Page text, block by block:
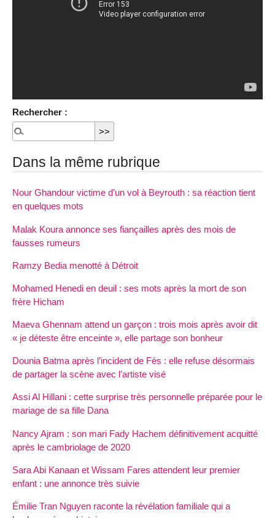
Rechercher :
Dans la même rubrique
Nour Ghandour victime d’un vol à Beyrouth : sa réaction tient
en quelques mots
Malak Koura annonce ses fiançailles après des mois de
fausses rumeurs
Ramzy Bedia menotté à Détroit
Mohamed Henedi en deuil : ses mots après la mort de son
frère Hicham
Maeva Ghennam attend un garçon : trois mois après avoir dit
« je déteste être enceinte », elle partage son bonheur
Dounia Batma après l’incident de Fès : elle refuse désormais
de partager la scène avec l’artiste visé
Assi Al Hillani : cette surprise très personnelle préparée pour le
mariage de sa fille Dana
Nancy Ajram : son mari Fady Hachem définitivement acquitté
après le cambriolage de 2020
Sara Abi Kanaan et Wissam Fares attendent leur premier
enfant : une annonce très suivie
Émilie Tran Nguyen raconte la révélation familiale qui a